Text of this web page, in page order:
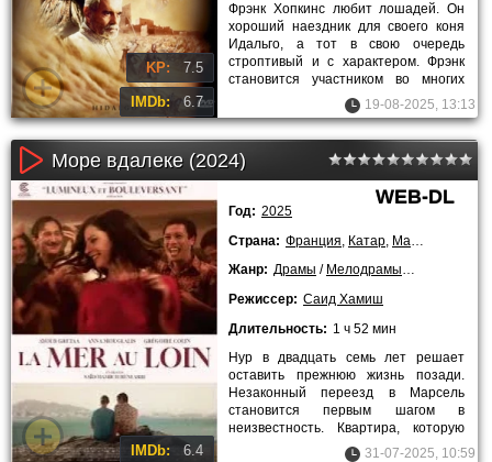
KP: 7.5
IMDb: 6.7
Фрэнк Хопкинс любит лошадей. Он
хороший наездник для своего коня
Идальго, а тот в свою очередь
строптивый и с характером. Фрэнк
становится участником во многих
конкурсах, ради победы он19-08-2025, 13:13
Море вдалеке (2024)
IMDb: 6.4
WEB-DL
Год: 2025
Страна: Франция Катар Марокко
Жанр: Драмы / Мелодрамы/2024 года
Режиссер: Саид Хамиш
Длительность: 1 ч 52 мин
Нур в двадцать семь лет решает
оставить прежнюю жизнь позади.
Незаконный переезд в Марсель
становится первым шагом в
неизвестность. Квартира, которую
она делит с друзьями, становится
31-07-2025, 10:59